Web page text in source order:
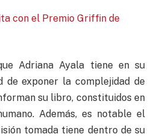
con el Premio Griffin de
Adriana Ayala tiene en su
de exponer la complejidad de
su libro, constituidos en
Además, es notable el
tomada tiene dentro de su